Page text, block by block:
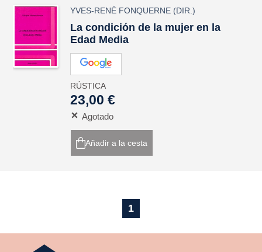
YVES-RENÉ FONQUERNE (DIR.)
La condición de la mujer en la
Edad Media
RÚSTICA
23,00 €
Agotado
Añadir a la cesta
1